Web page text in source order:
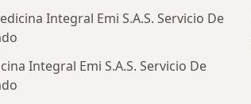
Integral Emi S.A.S. Servicio De
Integral Emi S.A.S. Servicio De